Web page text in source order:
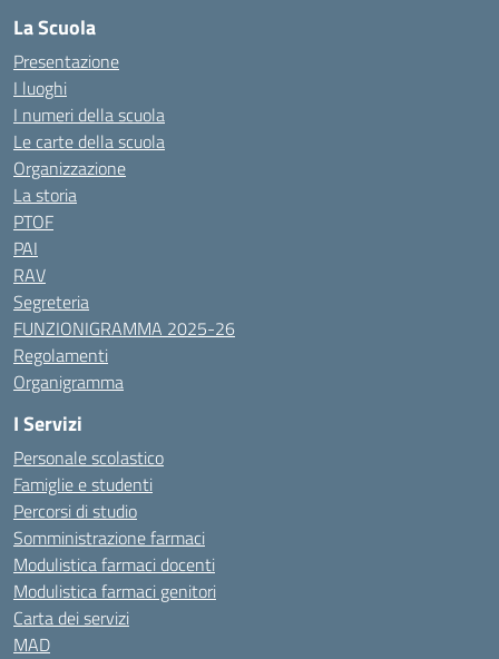
La Scuola
Presentazione
I luoghi
I numeri della scuola
Le carte della scuola
Organizzazione
La storia
PTOF
PAI
RAV
Segreteria
FUNZIONIGRAMMA 2025-26
Regolamenti
Organigramma
I Servizi
Personale scolastico
Famiglie e studenti
Percorsi di studio
Somministrazione farmaci
Modulistica farmaci docenti
Modulistica farmaci genitori
Carta dei servizi
MAD